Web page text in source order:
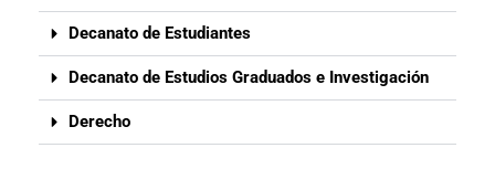
Decanato de Estudiantes
Decanato de Estudios Graduados e Investigación
Derecho